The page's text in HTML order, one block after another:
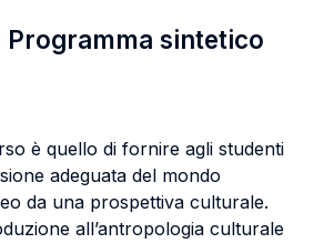
Programma sintetico
è quello di fornire agli studenti
adeguata del mondo
da una prospettiva culturale.
all’antropologia culturale